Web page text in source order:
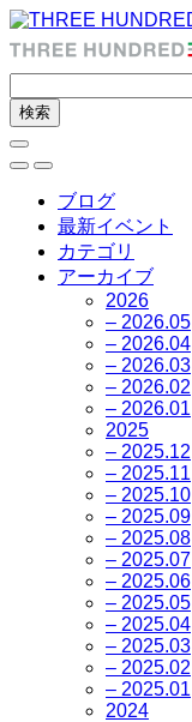
ブログ
最新イベント
カテゴリ
アーカイブ
2026
– 2026.05
– 2026.04
– 2026.03
– 2026.02
– 2026.01
2025
– 2025.12
– 2025.11
– 2025.10
– 2025.09
– 2025.08
– 2025.07
– 2025.06
– 2025.05
– 2025.04
– 2025.03
– 2025.02
– 2025.01
2024